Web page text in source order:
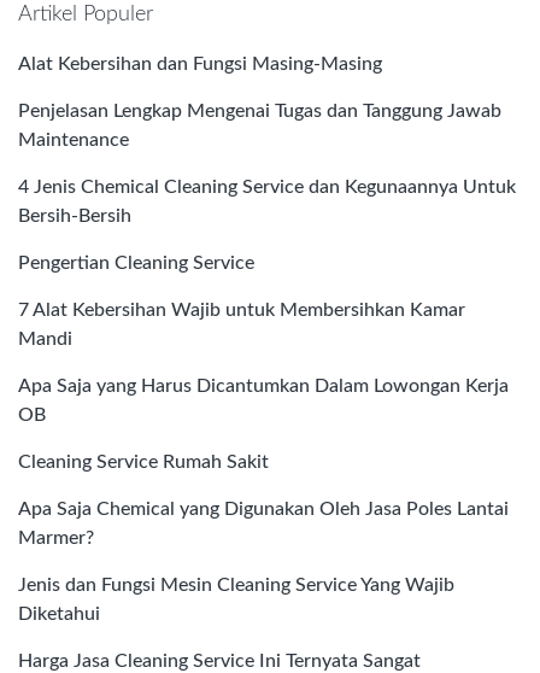
Artikel Populer
Alat Kebersihan dan Fungsi Masing-Masing
Penjelasan Lengkap Mengenai Tugas dan Tanggung Jawab
Maintenance
4 Jenis Chemical Cleaning Service dan Kegunaannya Untuk
Bersih-Bersih
Pengertian Cleaning Service
7 Alat Kebersihan Wajib untuk Membersihkan Kamar
Mandi
Apa Saja yang Harus Dicantumkan Dalam Lowongan Kerja
OB
Cleaning Service Rumah Sakit
Apa Saja Chemical yang Digunakan Oleh Jasa Poles Lantai
Marmer?
Jenis dan Fungsi Mesin Cleaning Service Yang Wajib
Diketahui
Harga Jasa Cleaning Service Ini Ternyata Sangat